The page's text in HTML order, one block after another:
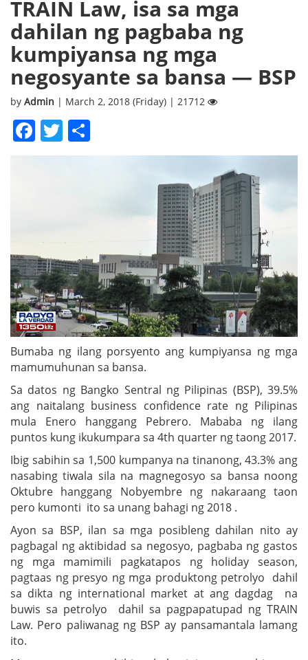
TRAIN Law, isa sa mga
dahilan ng pagbaba ng
kumpiyansa ng mga
negosyante sa bansa — BSP
by Admin | March 2, 2018 (Friday) | 21712
Facebook
Twitter
Bumaba ng ilang porsyento ang kumpiyansa ng mga
mamumuhunan sa bansa.
Sa datos ng Bangko Sentral ng Pilipinas (BSP), 39.5%
ang naitalang business confidence rate ng Pilipinas
mula Enero hanggang Pebrero. Mababa ng ilang
puntos kung ikukumpara sa 4th quarter ng taong 2017.
Ibig sabihin sa 1,500 kumpanya na tinanong, 43.3% ang
nasabing tiwala sila na magnegosyo sa bansa noong
Oktubre hanggang Nobyembre ng nakaraang taon
pero kumonti ito sa unang bahagi ng 2018 .
Ayon sa BSP, ilan sa mga posibleng dahilan nito ay
pagbagal ng aktibidad sa negosyo, pagbaba ng gastos
ng mga mamimili pagkatapos ng holiday season,
pagtaas ng presyo ng mga produktong petrolyo dahil
sa dikta ng international market at ang dagdag na
buwis sa petrolyo dahil sa pagpapatupad ng TRAIN
Law. Pero paliwanag ng BSP ay pansamantala lamang
ito.